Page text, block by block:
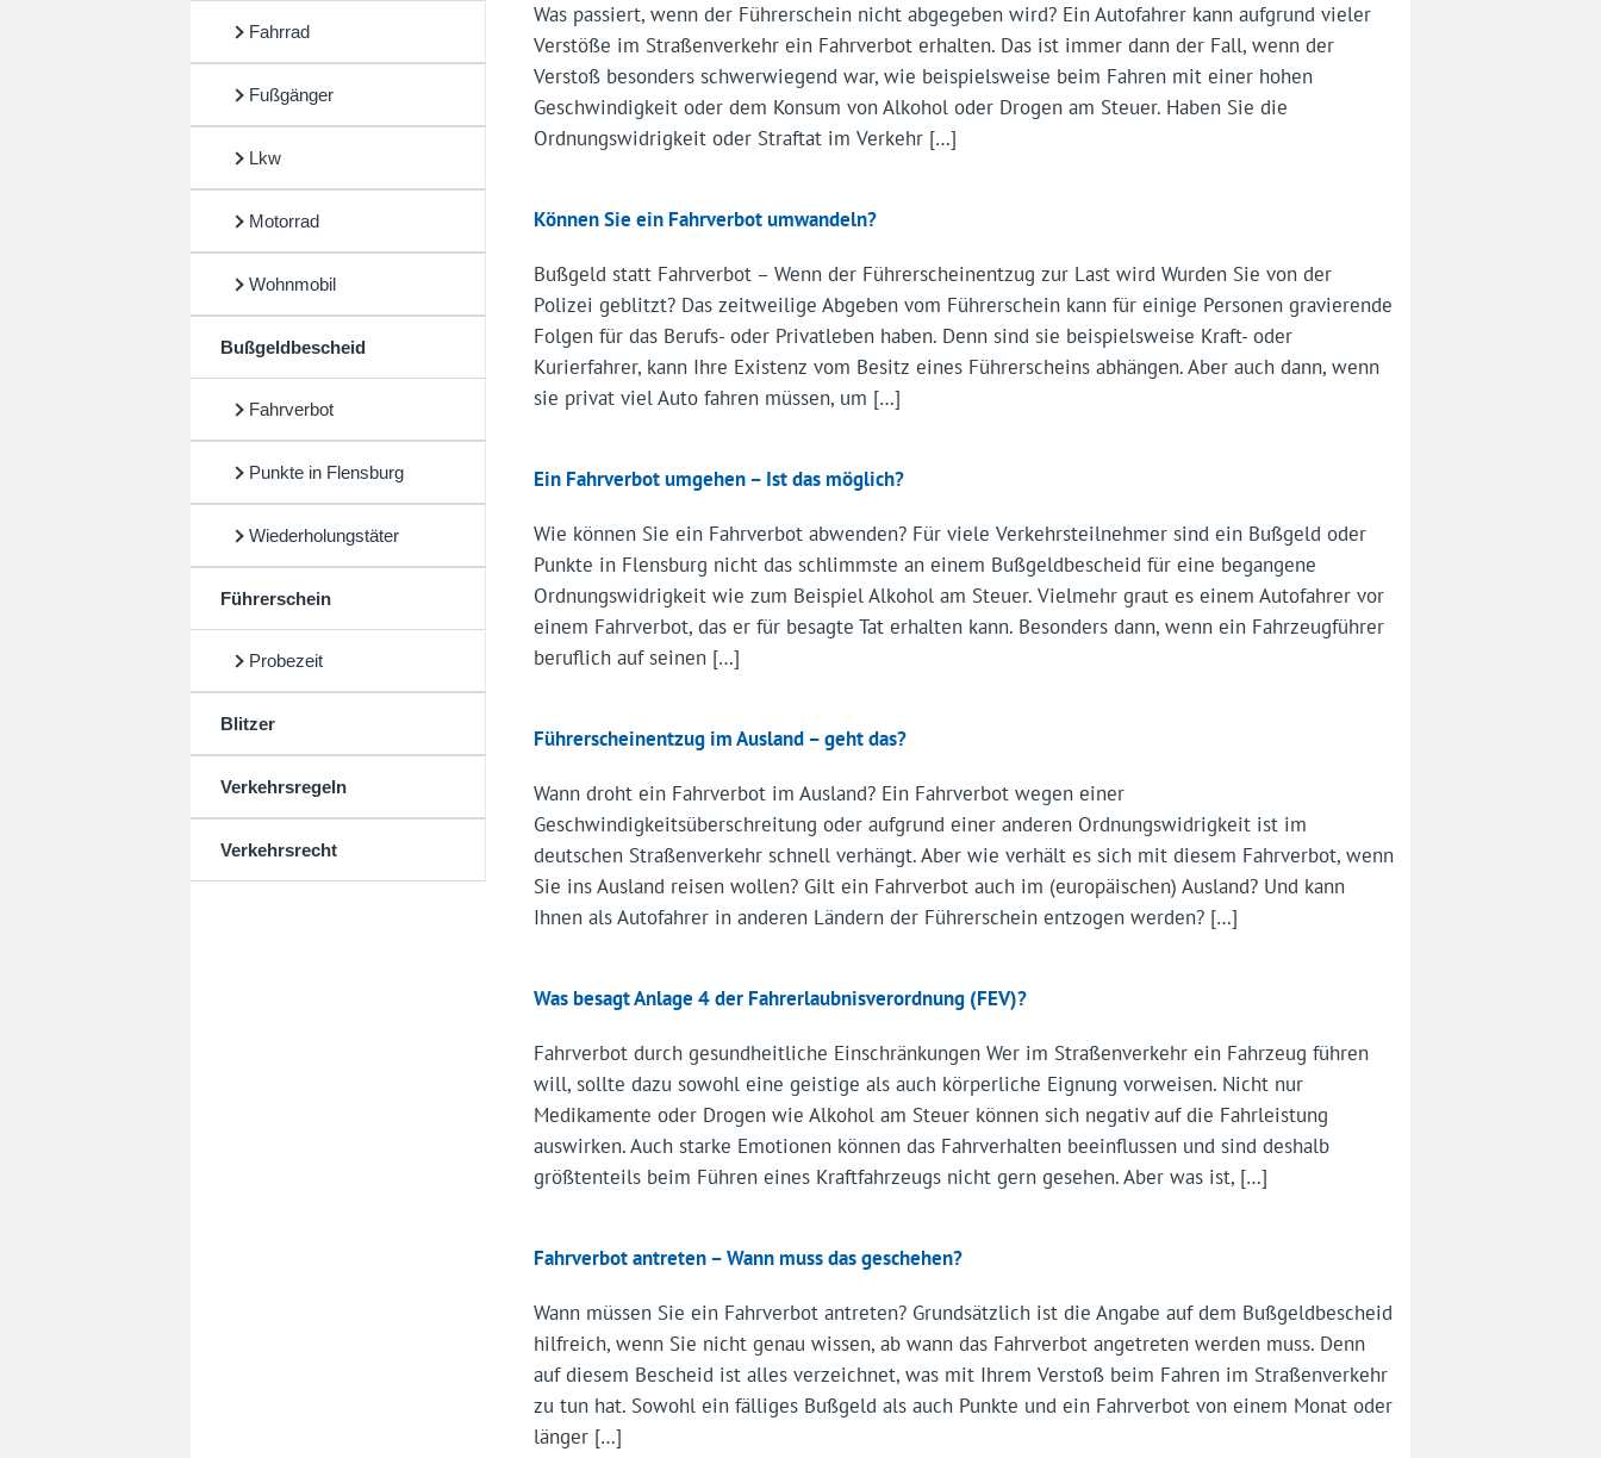
Fahrrad
Fußgänger
Lkw
Motorrad
Wohnmobil
Bußgeldbescheid
Fahrverbot
Punkte in Flensburg
Wiederholungstäter
Führerschein
Probezeit
Blitzer
Verkehrsregeln
Verkehrsrecht
Was passiert, wenn der Führerschein nicht abgegeben wird? Ein Autofahrer kann aufgrund vieler
Verstöße im Straßenverkehr ein Fahrverbot erhalten. Das ist immer dann der Fall, wenn der
Verstoß besonders schwerwiegend war, wie beispielsweise beim Fahren mit einer hohen
Geschwindigkeit oder dem Konsum von Alkohol oder Drogen am Steuer. Haben Sie die
Ordnungswidrigkeit oder Straftat im Verkehr […]
Können Sie ein Fahrverbot umwandeln?
Bußgeld statt Fahrverbot – Wenn der Führerscheinentzug zur Last wird Wurden Sie von der
Polizei geblitzt? Das zeitweilige Abgeben vom Führerschein kann für einige Personen gravierende
Folgen für das Berufs- oder Privatleben haben. Denn sind sie beispielsweise Kraft- oder
Kurierfahrer, kann Ihre Existenz vom Besitz eines Führerscheins abhängen. Aber auch dann, wenn
sie privat viel Auto fahren müssen, um […]
Ein Fahrverbot umgehen – Ist das möglich?
Wie können Sie ein Fahrverbot abwenden? Für viele Verkehrsteilnehmer sind ein Bußgeld oder
Punkte in Flensburg nicht das schlimmste an einem Bußgeldbescheid für eine begangene
Ordnungswidrigkeit wie zum Beispiel Alkohol am Steuer. Vielmehr graut es einem Autofahrer vor
einem Fahrverbot, das er für besagte Tat erhalten kann. Besonders dann, wenn ein Fahrzeugführer
beruflich auf seinen […]
Führerscheinentzug im Ausland – geht das?
Wann droht ein Fahrverbot im Ausland? Ein Fahrverbot wegen einer
Geschwindigkeitsüberschreitung oder aufgrund einer anderen Ordnungswidrigkeit ist im
deutschen Straßenverkehr schnell verhängt. Aber wie verhält es sich mit diesem Fahrverbot, wenn
Sie ins Ausland reisen wollen? Gilt ein Fahrverbot auch im (europäischen) Ausland? Und kann
Ihnen als Autofahrer in anderen Ländern der Führerschein entzogen werden? […]
Was besagt Anlage 4 der Fahrerlaubnisverordnung (FEV)?
Fahrverbot durch gesundheitliche Einschränkungen Wer im Straßenverkehr ein Fahrzeug führen
will, sollte dazu sowohl eine geistige als auch körperliche Eignung vorweisen. Nicht nur
Medikamente oder Drogen wie Alkohol am Steuer können sich negativ auf die Fahrleistung
auswirken. Auch starke Emotionen können das Fahrverhalten beeinflussen und sind deshalb
größtenteils beim Führen eines Kraftfahrzeugs nicht gern gesehen. Aber was ist, […]
Fahrverbot antreten – Wann muss das geschehen?
Wann müssen Sie ein Fahrverbot antreten? Grundsätzlich ist die Angabe auf dem Bußgeldbescheid
hilfreich, wenn Sie nicht genau wissen, ab wann das Fahrverbot angetreten werden muss. Denn
auf diesem Bescheid ist alles verzeichnet, was mit Ihrem Verstoß beim Fahren im Straßenverkehr
zu tun hat. Sowohl ein fälliges Bußgeld als auch Punkte und ein Fahrverbot von einem Monat oder
länger […]